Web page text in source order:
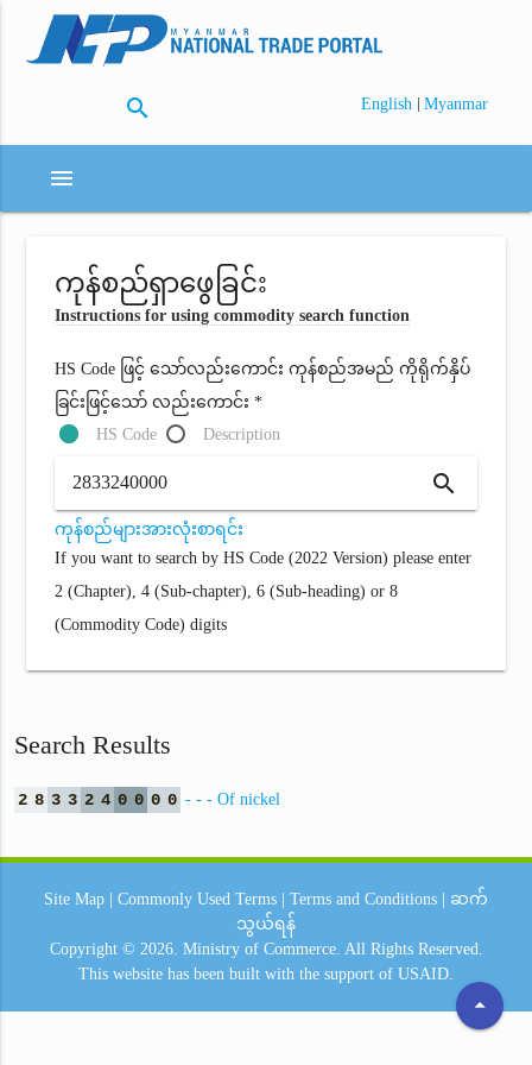
search English | Myanmar
menu
ကုန်စည်ရှာဖွေခြင်း
Instructions for using commodity search function
HS Code ဖြင့် သော်လည်းကောင်း ကုန်စည်အမည် ကိုရိုက်နှိပ်
ခြင်းဖြင့်သော် လည်းကောင်း *
HS Code
Description
search
ကုန်စည်များအားလုံးစာရင်း
If you want to search by HS Code (2022 Version) please enter
2 (Chapter), 4 (Sub-chapter), 6 (Sub-heading) or 8
(Commodity Code) digits
Search Results
2 8 3 3 2 4 0 0 0 0 - - - Of nickel
arrow_drop_up
Site Map Commonly Used Terms Terms and Conditions
ဆက်
သွယ်ရန်
Copyright © 2026. Ministry of Commerce. All Rights Reserved.
This website has been built with the support of USAID.